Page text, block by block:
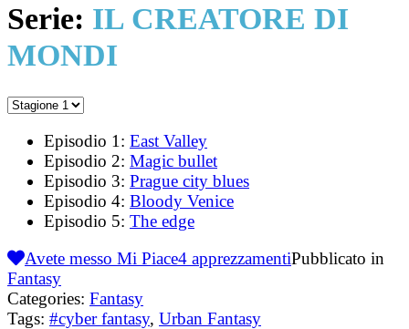
Serie: IL CREATORE DI
MONDI
Episodio 1: East Valley
Episodio 2: Magic bullet
Episodio 3: Prague city blues
Episodio 4: Bloody Venice
Episodio 5: The edge
Avete messo Mi Piace4 apprezzamentiPubblicato in
Fantasy
Categories: Fantasy
Tags: #cyber fantasy, Urban Fantasy